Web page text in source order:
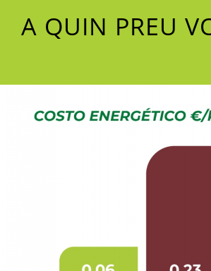
A QUIN PREU